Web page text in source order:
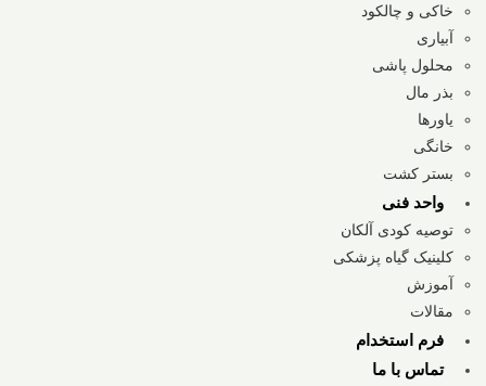
خاکی و چالکود
آبیاری
محلول پاشی
بذر مال
یاورها
خانگی
بستر کشت
واحد فنی
توصیه کودی آلکان
کلینیک گیاه پزشکی
آموزش
مقالات
فرم استخدام
تماس با ما